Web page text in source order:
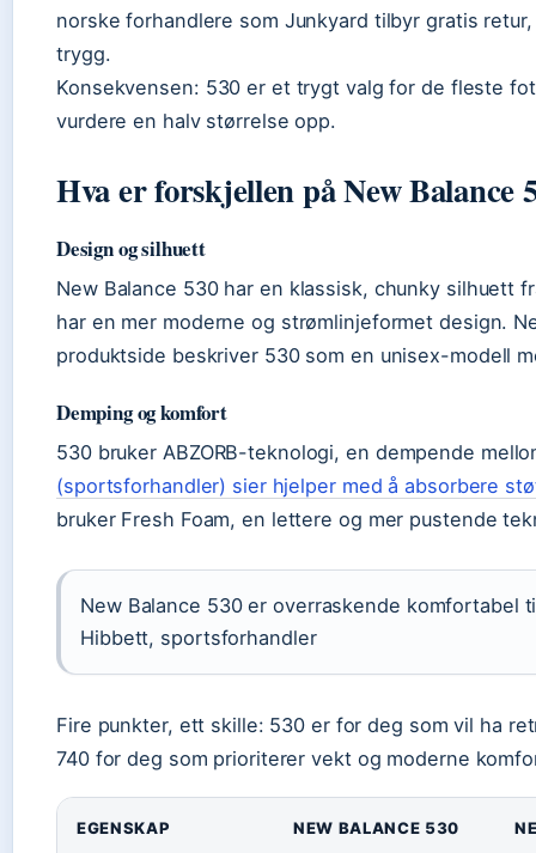
norske forhandlere som Junkyard tilbyr gratis
trygg.
Konsekvensen: 530 er et trygt valg for de fleste
vurdere en halv størrelse opp.
Hva er forskjellen på New Balance
Design og silhuett
New Balance 530 har en klassisk, chunky silhuett
har en mer moderne og strømlinjeformet design.
produktside beskriver 530 som en unisex-modell
Demping og komfort
530 bruker ABZORB-teknologi, en dempende
(sportsforhandler) sier hjelper med å absorbere
bruker Fresh Foam, en lettere og mer pustende
New Balance 530 er overraskende komfortabel
Hibbett, sportsforhandler
Fire punkter, ett skille: 530 er for deg som vil ha
740 for deg som prioriterer vekt og moderne
EGENSKAP NEW BALANCE 530